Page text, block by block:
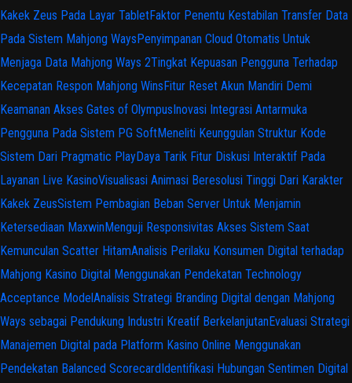
Kakek Zeus Pada Layar TabletFaktor Penentu Kestabilan Transfer Data
Pada Sistem Mahjong WaysPenyimpanan Cloud Otomatis Untuk
Menjaga Data Mahjong Ways 2Tingkat Kepuasan Pengguna Terhadap
Kecepatan Respon Mahjong WinsFitur Reset Akun Mandiri Demi
Keamanan Akses Gates of OlympusInovasi Integrasi Antarmuka
Pengguna Pada Sistem PG SoftMeneliti Keunggulan Struktur Kode
Sistem Dari Pragmatic PlayDaya Tarik Fitur Diskusi Interaktif Pada
Layanan Live KasinoVisualisasi Animasi Beresolusi Tinggi Dari Karakter
Kakek ZeusSistem Pembagian Beban Server Untuk Menjamin
Ketersediaan MaxwinMenguji Responsivitas Akses Sistem Saat
Kemunculan Scatter HitamAnalisis Perilaku Konsumen Digital terhadap
Mahjong Kasino Digital Menggunakan Pendekatan Technology
Acceptance ModelAnalisis Strategi Branding Digital dengan Mahjong
Ways sebagai Pendukung Industri Kreatif BerkelanjutanEvaluasi Strategi
Manajemen Digital pada Platform Kasino Online Menggunakan
Pendekatan Balanced ScorecardIdentifikasi Hubungan Sentimen Digital